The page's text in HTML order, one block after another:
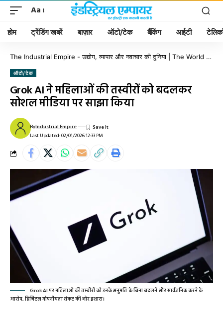
Aa
होम ट्रेंडिंग खबरें बाज़ार ऑटो/टेक बैंकिंग आईटी
The Industrial Empire - उद्योग, व्यापार और नवाचार की दुनिया | The World of Industry, Business & Innovation
ऑटो/टेक
Grok AI ने महिलाओं की तस्वीरों को बदलकर
सोशल मीडिया पर साझा किया
Last Updated: 02/01/2026 12:33 PM
ByIndustrial Empire
Grok AI पर महिलाओं की तस्वीरों को उनके अनुमति के बिना बदलने और सार्वजनिक करने के
आरोप, डिजिटल गोपनीयता संकट की ओर इशारा।